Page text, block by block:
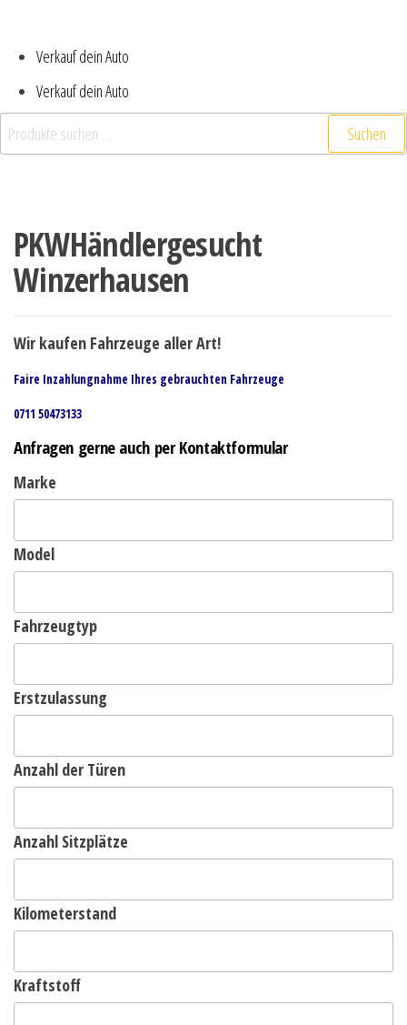
Verkauf dein Auto
Verkauf dein Auto
Suchen
PKWHändlergesucht
Winzerhausen
Wir kaufen Fahrzeuge aller Art!
Faire Inzahlungnahme Ihres gebrauchten Fahrzeuge
0711 50473133
Anfragen gerne auch per Kontaktformular
Marke
Model
Fahrzeugtyp
Erstzulassung
Anzahl der Türen
Anzahl Sitzplätze
Kilometerstand
Kraftstoff